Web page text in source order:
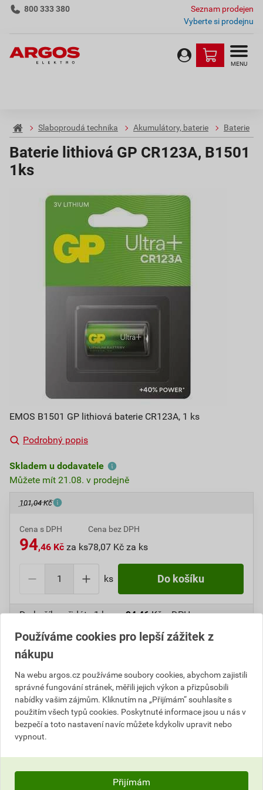
800 333 380
Seznam prodejen
Vyberte si prodejnu
MENU
Slaboproudá technika Akumulátory, baterie Baterie
Baterie lithiová GP CR123A, B1501
1ks
EMOS B1501 GP lithiová baterie CR123A, 1 ks
Podrobný popis
Skladem u dodavatele
Můžete mít 21.08. v prodejně
101,04 Kč
Cena s DPH
94,46 Kč za ks
Cena bez DPH
78,07 Kč za ks
ks Do košíku
Do košíku přidáte1 ksza94,46Kčs DPH
Číslo položky:
Popis
Používáme cookies pro lepší zážitek z
nákupu
Na webu argos.cz používáme soubory cookies, abychom zajistili
správné fungování stránek, měřili jejich výkon a přizpůsobili
nabídky vašim zájmům. Kliknutím na „Přijímám“ souhlasíte s
použitím všech typů cookies. Poskytnuté informace jsou u nás v
bezpečí a toto nastavení navíc můžete kdykoliv upravit nebo
vypnout.
Přijímám